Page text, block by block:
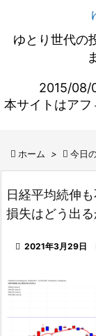
ゆとり世代の
2015/08/
本サイトはアフ
 ホーム >  今日
日経平均続伸
損失はどう出る
 2021年3月29日